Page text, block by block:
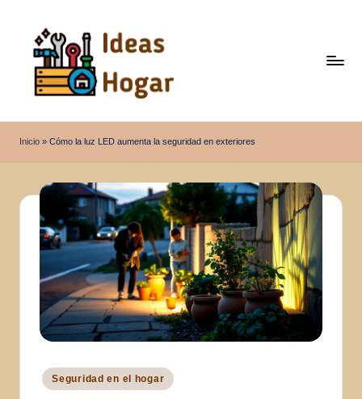
contenido
d
e
a
H
Inicio » Cómo la luz LED aumenta la seguridad en exteriores
Publicado
en
Seguridad en el hogar